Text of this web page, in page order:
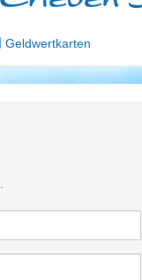
Geldwertkarten